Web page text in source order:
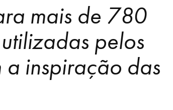
mais de 780
pelos
a inspiração das